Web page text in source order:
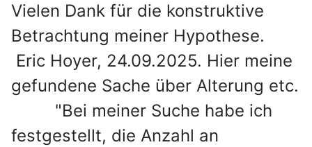
Vielen Dank für die konstruktive
Betrachtung meiner Hypothese.
Eric Hoyer, 24.09.2025. Hier meine
gefundene Sache über Alterung etc.
"Bei meiner Suche habe ich
festgestellt, die Anzahl an